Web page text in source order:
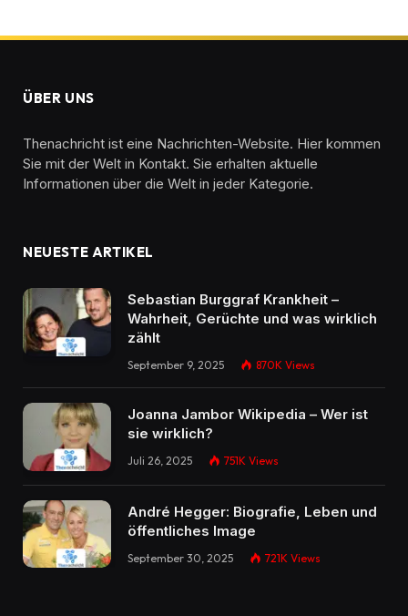
ÜBER UNS
Thenachricht ist eine Nachrichten-Website. Hier kommen
Sie mit der Welt in Kontakt. Sie erhalten aktuelle
Informationen über die Welt in jeder Kategorie.
NEUESTE ARTIKEL
Sebastian Burggraf Krankheit –
Wahrheit, Gerüchte und was wirklich
zählt
September 9, 2025 870K Views
Joanna Jambor Wikipedia – Wer ist
sie wirklich?
Juli 26, 2025 751K Views
André Hegger: Biografie, Leben und
öffentliches Image
September 30, 2025 721K Views